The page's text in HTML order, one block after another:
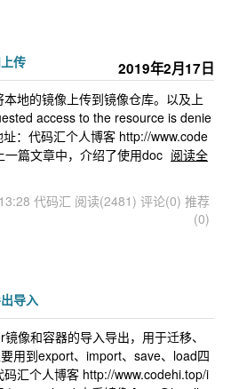
2019年2月17日
传
地的镜像上传到镜像仓库。以及上
access to the resource is denie
：代码汇个人博客 http://www.code
篇文章中，介绍了使用doc 阅读全
代码汇 阅读(2481) 评论(0) 推荐
(0)
导入
像和容器的导入导出，用于迁移、
用到export、import、save、load四
汇个人博客 http://www.codehi.top/i